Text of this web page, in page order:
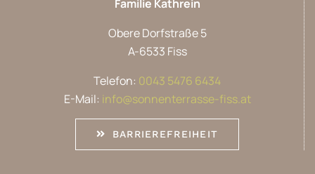
Familie Kathrein
Obere Dorfstraße 5
A-6533 Fiss
Telefon: 0043 5476 6434
E-Mail: info@sonnenterrasse-fiss.at
BARRIEREFREIHEIT